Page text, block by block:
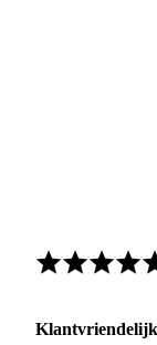
Klantvriendelijk